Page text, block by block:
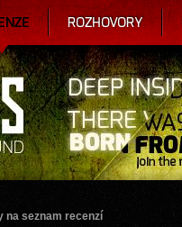
ROZHOVORY
na seznam recenzí